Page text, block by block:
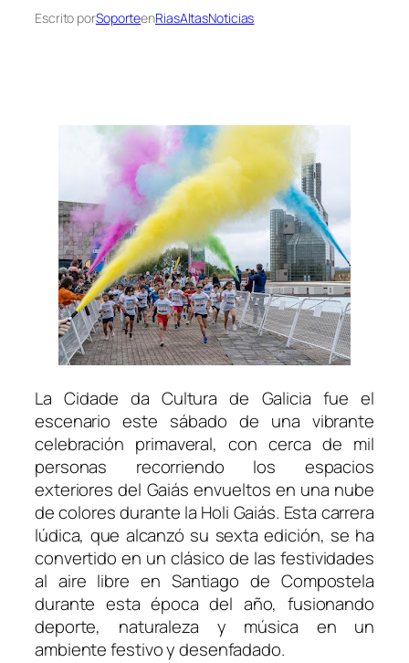
Escrito porSoporteenRiasAltasNoticias
La Cidade da Cultura de Galicia fue el
escenario este sábado de una vibrante
celebración primaveral, con cerca de mil
personas recorriendo los espacios
exteriores del Gaiás envueltos en una nube
de colores durante la Holi Gaiás. Esta carrera
lúdica, que alcanzó su sexta edición, se ha
convertido en un clásico de las festividades
al aire libre en Santiago de Compostela
durante esta época del año, fusionando
deporte, naturaleza y música en un
ambiente festivo y desenfadado.